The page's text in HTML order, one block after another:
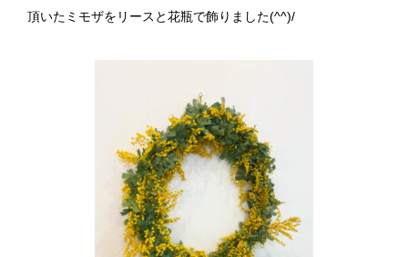
頂いたミモザをリースと花瓶で飾りました(^^)/